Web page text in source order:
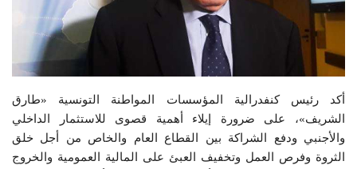
أكد رئيس كنفدرالية المؤسسات المواطنة التونسية «طارق
الشريف»، على ضرورة إيلاء أهمية قصوى للاستثمار الداخلي
والأجنبي ودفع الشراكة بين القطاع العام والخاص من أجل خلق
الثروة وفرص العمل وتخفيف العبئ على المالية العمومية والخروج